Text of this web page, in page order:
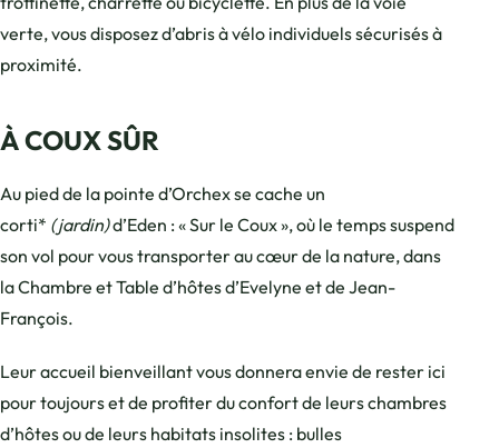
verte, vous disposez d’abris à vélo individuels sécurisés à
proximité.
À COUX SÛR
Au pied de la pointe d’Orchex se cache un
corti* (jardin)d’Eden : « Sur le Coux », où le temps suspend
son vol pour vous transporter au cœur de la nature, dans
la Chambre et Table d’hôtes d’Evelyne et de Jean-
François.
Leur accueil bienveillant vous donnera envie de rester ici
pour toujours et de profiter du confort de leurs chambres
d’hôtes ou de leurs habitats insolites : bulles